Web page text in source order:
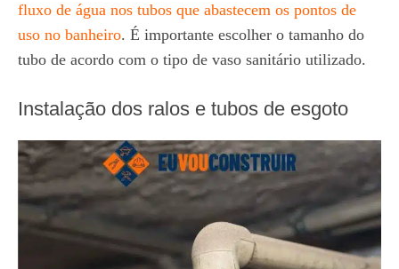
fluxo de água nos tubos que abastecem os pontos de
uso no banheiro. É importante escolher o tamanho do
tubo de acordo com o tipo de vaso sanitário utilizado.
Instalação dos ralos e tubos de esgoto